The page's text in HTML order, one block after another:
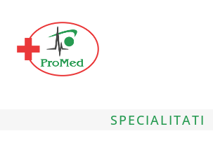
content
SPECIALITATI